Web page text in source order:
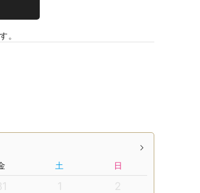
。
土 日
1 2